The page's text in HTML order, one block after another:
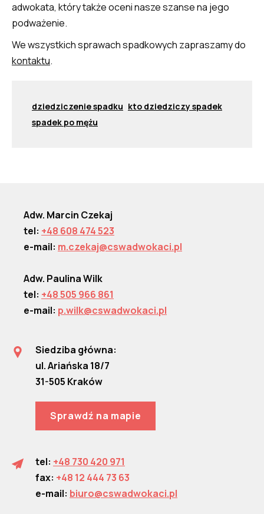
adwokata, który także oceni nasze szanse na jego
podważenie.
We wszystkich sprawach spadkowych zapraszamy do
kontaktu.
dziedziczenie spadku kto dziedziczy spadek
spadek po mężu
Siedziba główna:
ul. Ariańska 18/7
31-505 Kraków
Sprawdź na mapie
tel: +48 730 420 971
fax: +48 12 444 73 63
e-mail: biuro@cswadwokaci.pl
Adw. Marcin Czekaj
tel: +48 608 474 523
e-mail: m.czekaj@cswadwokaci.pl
Adw. Paulina Wilk
tel: +48 505 966 861
e-mail: p.wilk@cswadwokaci.pl